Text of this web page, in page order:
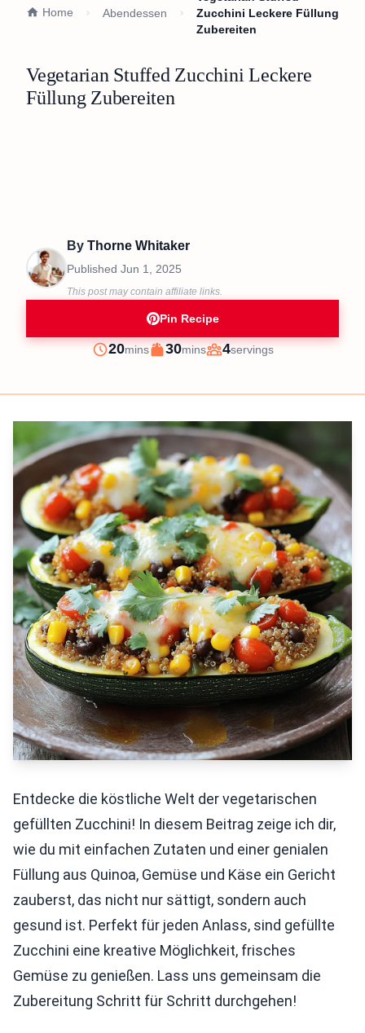
Home Abendessen
Zucchini Leckere Füllung
Zubereiten
Vegetarian Stuffed Zucchini Leckere
Füllung Zubereiten
By Thorne Whitaker
Published Jun 1, 2025
This post may contain affiliate links.
Pin Recipe
Prep
20minutes
mins
Cook
30minutes
mins
Servings
4servings
Entdecke die köstliche Welt der vegetarischen
gefüllten Zucchini! In diesem Beitrag zeige ich dir,
wie du mit einfachen Zutaten und einer genialen
Füllung aus Quinoa, Gemüse und Käse ein Gericht
zauberst, das nicht nur sättigt, sondern auch
gesund ist. Perfekt für jeden Anlass, sind gefüllte
Zucchini eine kreative Möglichkeit, frisches
Gemüse zu genießen. Lass uns gemeinsam die
Zubereitung Schritt für Schritt durchgehen!